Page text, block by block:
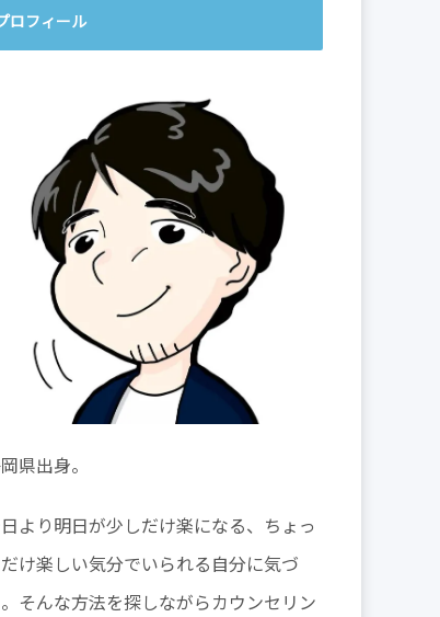
ロフィール
県出身。
より明日が少しだけ楽になる、ちょっ
け楽しい気分でいられる自分に気づ
そんな方法を探しながらカウンセリン